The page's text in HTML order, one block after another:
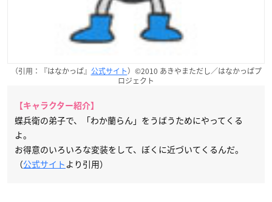
（引用：『はなかっぱ』 公式サイト）©2010 あきやまただし／はなかっぱプ
ロジェクト
【キャラクター紹介】
蝶兵衛の弟子で、「わか蘭らん」をうばうためにやってくる
よ。
お得意のいろいろな変装をして、ぼくに近づいてくるんだ。
（公式サイト より引用）